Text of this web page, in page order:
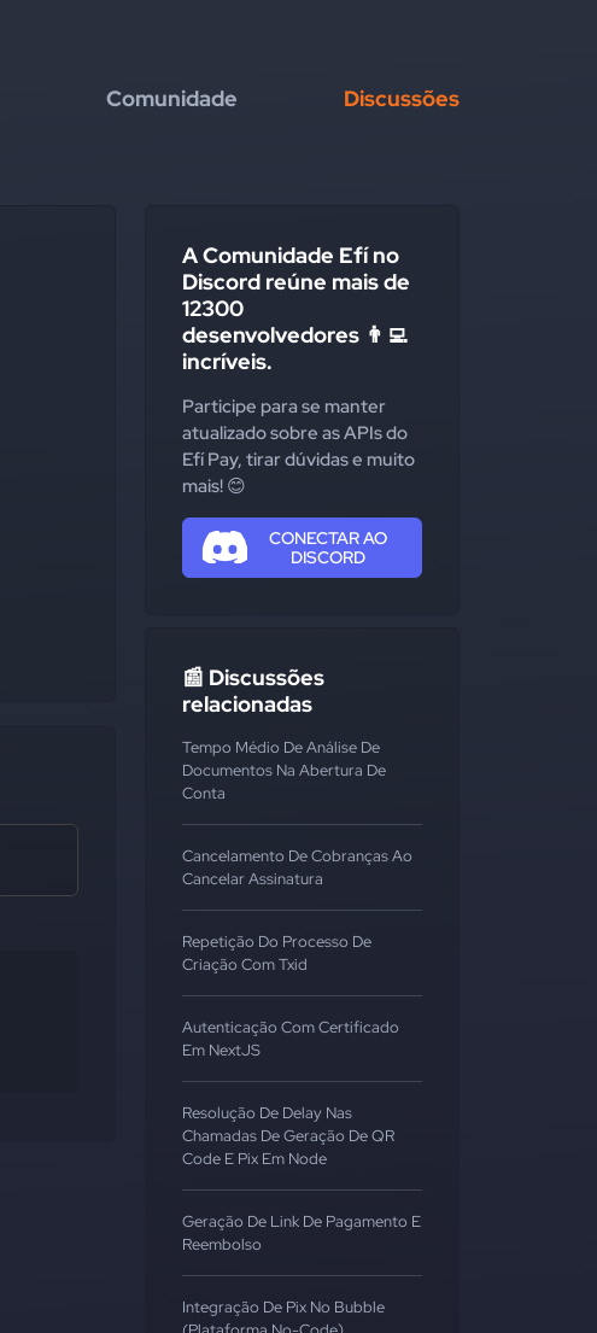
Comunidade Discussões
A Comunidade Efí no
Discord reúne mais de
12300
desenvolvedores 👨‍💻
incríveis.
Participe para se manter
atualizado sobre as APIs do
Efí Pay, tirar dúvidas e muito
mais! 😊
CONECTAR AO
DISCORD
📰 Discussões
relacionadas
Tempo Médio De Análise De
Documentos Na Abertura De
Conta
Cancelamento De Cobranças Ao
Cancelar Assinatura
Repetição Do Processo De
Criação Com Txid
Autenticação Com Certificado
Em NextJS
Resolução De Delay Nas
Chamadas De Geração De QR
Code E Pix Em Node
Geração De Link De Pagamento E
Reembolso
Integração De Pix No Bubble